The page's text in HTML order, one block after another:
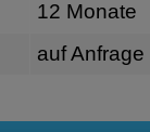
12 Monate
auf Anfrage